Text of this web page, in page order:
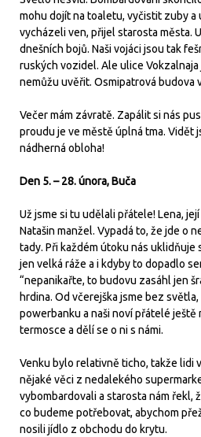
mohu dojít na toaletu, vyčistit zuby a
vycházeli ven, přijel starosta města.
dnešních bojů. Naši vojáci jsou tak
ruských vozidel. Ale ulice
nemůžu uvěřit. Osmipatrová budova
Večer mám závratě. Zapálit si nás
proudu je ve městě úplná tma. Vidět
nádherná obloha!
Den 5. – 28. února, Buča
Už jsme si tu udělali přátele! Lena, její
Natašin manžel. Vypadá to, že jde o
tady. Při každém útoku nás uklidňuje
jen velká ráže a i kdyby to dopadlo
“nepanikařte, to budovu zasáhl jen
hrdina. Od včerejška jsme bez
powerbanku a naši noví přátelé ještě
termosce a dělí se o ni s námi.
Venku bylo relativně ticho, takže lidi
nějaké věci z nedalekého
vybombardovali a starosta nám řekl,
co budeme potřebovat, abychom
nosili jídlo z obchodu do krytu.